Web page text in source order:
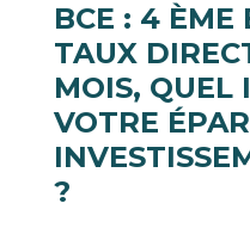
BCE : 4 ÈME
TAUX
MOIS, QUEL
VOTRE
?